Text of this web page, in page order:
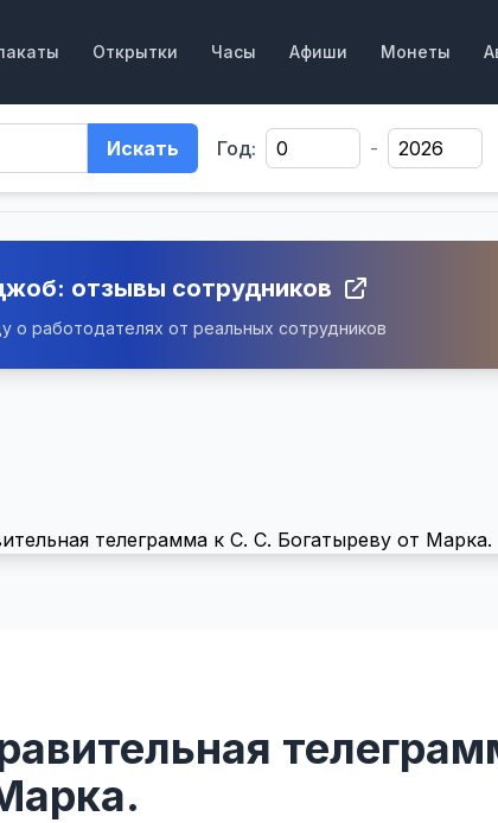
Открытки Часы Афиши Монеты
Искать Год: -
отзывы сотрудников
о работодателях от реальных сотрудников